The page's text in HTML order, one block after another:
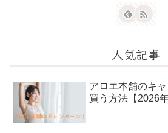
人気記事
アロエ本舗のキ
買う方法【2026年